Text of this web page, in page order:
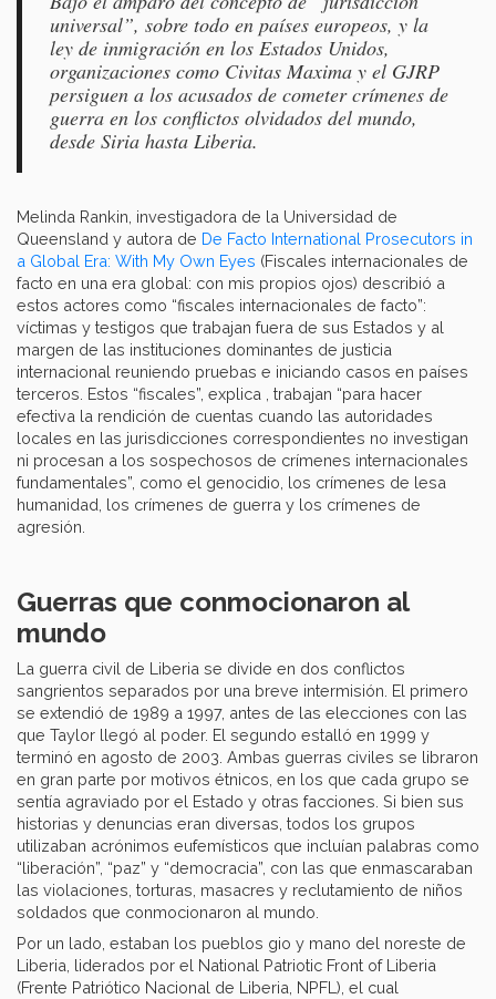
universal”, sobre todo en países europeos, y la
ley de inmigración en los Estados Unidos,
organizaciones como Civitas Maxima y el GJRP
persiguen a los acusados de cometer crímenes de
guerra en los conflictos olvidados del mundo,
desde Siria hasta Liberia.
Melinda Rankin, investigadora de la Universidad de
Queensland y autora de De Facto International Prosecutors in
a Global Era: With My Own Eyes (Fiscales internacionales de
facto en una era global: con mis propios ojos) describió a
estos actores como “fiscales internacionales de facto”:
víctimas y testigos que trabajan fuera de sus Estados y al
margen de las instituciones dominantes de justicia
internacional reuniendo pruebas e iniciando casos en países
terceros. Estos “fiscales”, explica , trabajan “para hacer
efectiva la rendición de cuentas cuando las autoridades
locales en las jurisdicciones correspondientes no investigan
ni procesan a los sospechosos de crímenes internacionales
fundamentales”, como el genocidio, los crímenes de lesa
humanidad, los crímenes de guerra y los crímenes de
agresión.
Guerras que conmocionaron al
mundo
La guerra civil de Liberia se divide en dos conflictos
sangrientos separados por una breve intermisión. El primero
se extendió de 1989 a 1997, antes de las elecciones con las
que Taylor llegó al poder. El segundo estalló en 1999 y
terminó en agosto de 2003. Ambas guerras civiles se libraron
en gran parte por motivos étnicos, en los que cada grupo se
sentía agraviado por el Estado y otras facciones. Si bien sus
historias y denuncias eran diversas, todos los grupos
utilizaban acrónimos eufemísticos que incluían palabras como
“liberación”, “paz” y “democracia”, con las que enmascaraban
las violaciones, torturas, masacres y reclutamiento de niños
soldados que conmocionaron al mundo.
Por un lado, estaban los pueblos gio y mano del noreste de
Liberia, liderados por el National Patriotic Front of Liberia
(Frente Patriótico Nacional de Liberia, NPFL), el cual